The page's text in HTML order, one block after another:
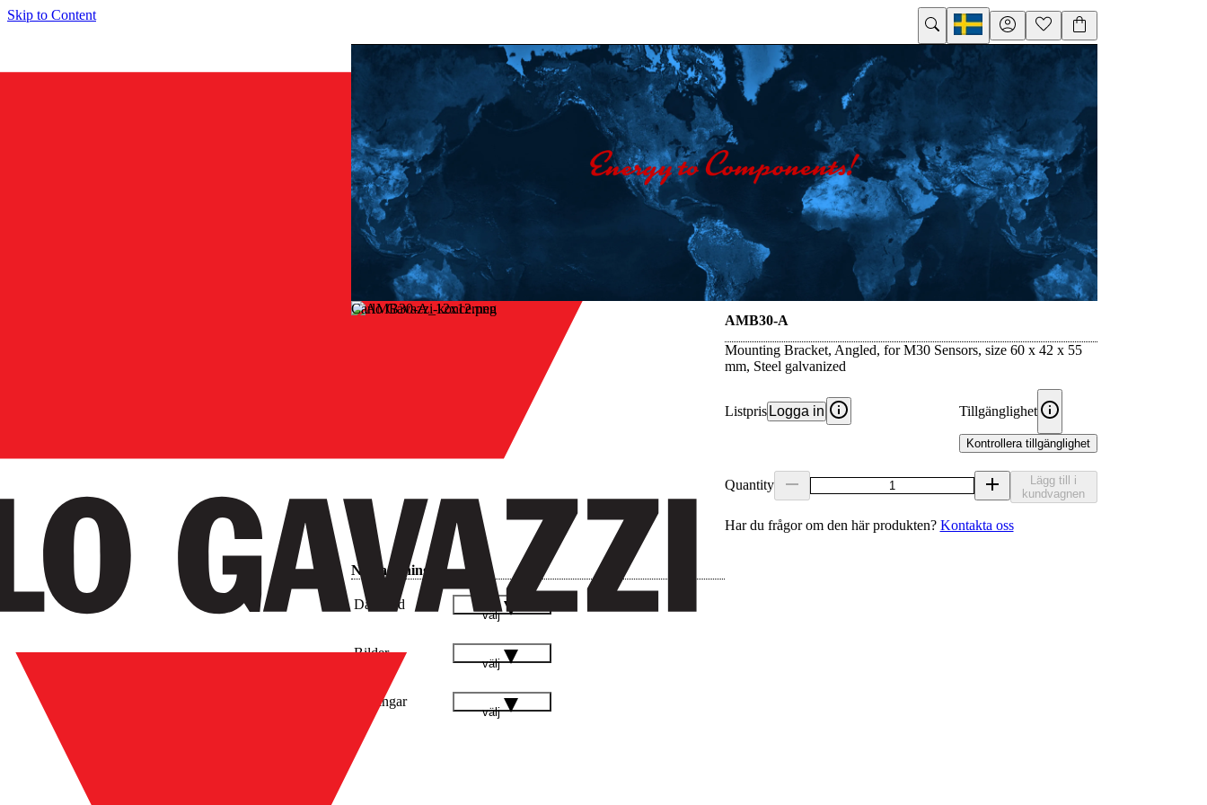
Skip to Content
Carlo Gavazzi-koncernen
AMB30-A
Mounting Bracket, Angled, for M30 Sensors, size 60 x 42 x 55
mm, Steel galvanized
Listpris Logga in Tillgänglighet
Kontrollera tillgänglighet
Quantity
Lägg till i
kundvagnen
Har du frågor om den här produkten? Kontakta oss
Nedladdningar
Datablad
välj
Bilder
välj
Ritningar
välj